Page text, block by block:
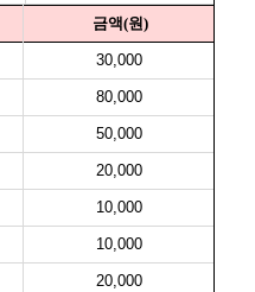
금액(원)
30,000
80,000
50,000
20,000
10,000
10,000
20,000